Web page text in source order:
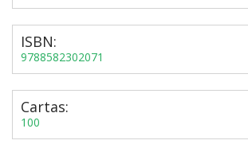
ISBN:
9788582302071
Cartas:
100